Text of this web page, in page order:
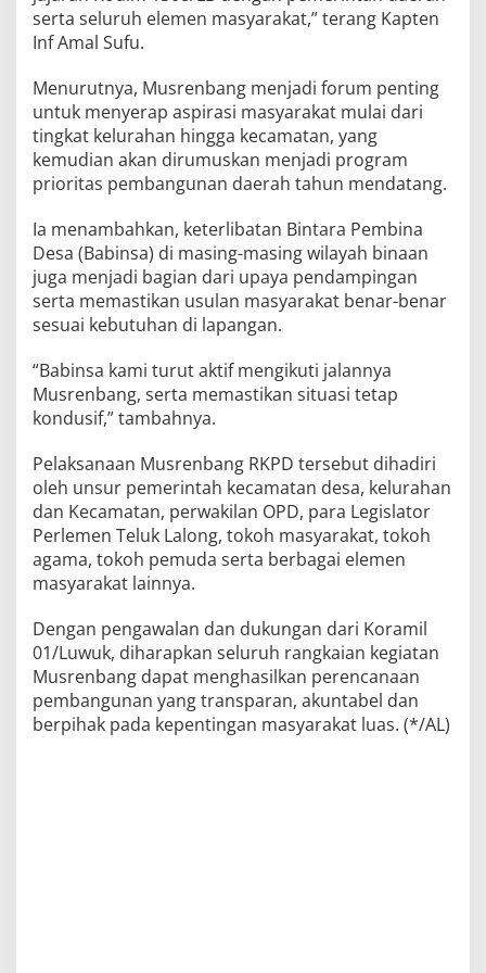
serta seluruh elemen masyarakat,” terang Kapten
Inf Amal Sufu.
Menurutnya, Musrenbang menjadi forum penting
untuk menyerap aspirasi masyarakat mulai dari
tingkat kelurahan hingga kecamatan, yang
kemudian akan dirumuskan menjadi program
prioritas pembangunan daerah tahun mendatang.
Ia menambahkan, keterlibatan Bintara Pembina
Desa (Babinsa) di masing-masing wilayah binaan
juga menjadi bagian dari upaya pendampingan
serta memastikan usulan masyarakat benar-benar
sesuai kebutuhan di lapangan.
“Babinsa kami turut aktif mengikuti jalannya
Musrenbang, serta memastikan situasi tetap
kondusif,” tambahnya.
Pelaksanaan Musrenbang RKPD tersebut dihadiri
oleh unsur pemerintah kecamatan desa, kelurahan
dan Kecamatan, perwakilan OPD, para Legislator
Perlemen Teluk Lalong, tokoh masyarakat, tokoh
agama, tokoh pemuda serta berbagai elemen
masyarakat lainnya.
Dengan pengawalan dan dukungan dari Koramil
01/Luwuk, diharapkan seluruh rangkaian kegiatan
Musrenbang dapat menghasilkan perencanaan
pembangunan yang transparan, akuntabel dan
berpihak pada kepentingan masyarakat luas. (*/AL)